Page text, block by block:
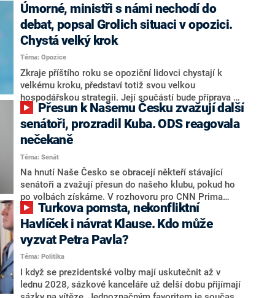
Úmorné, ministři s námi nechodí do
debat, popsal Grolich situaci v opozici.
Chystá velký krok
Téma: Opozice
Zkraje příštího roku se opoziční lidovci chystají k
velkému kroku, představí totiž svou velkou
hospodářskou strategii. Její součástí bude příprava na
stárnutí populace, řekl ve středu na setkání s novináři
nový předseda lidovců Jan Grolich. Ten zároveň v
senátních volbách kandiduje ve Vyškově. Popsal i
aktivitu opozice, o níž vládní strany nebo političtí
komentátoři mluví jako o slabé a v defenzivě. „Je to
úmorná práce upozorňovat na chyby vlády. Ministři s
námi navíc nechodí do debat. Chceme ale ukazovat
svoje témata,“ odpověděl Grolich na dotaz CNN Prima
NEWS.
senátoři, prozradil Kuba. ODS reagovala
nečekaně
Téma: Senát
Na hnutí Naše Česko se obracejí někteří stávající
senátoři a zvažují přesun do našeho klubu, pokud ho
po volbách získáme. V rozhovoru pro CNN Prima
NEWS to řekl zakladatel hnutí a jihočeský hejtman
Martin Kuba. Konkrétní nebyl, ale získat by takto mohl
například senátora Zdeňka Hrabu, který je dnes
součástí klubu ODS a TOP 09. Hraba to na dotaz
redakce nevyloučil. Předseda klubu senátorů ODS
Zdeněk Nytra redakci řekl, že počítá s odchodem
některých senátorů z klubu a že Naše Česko není
nepřítel, ale soupeř.
Havlíček i návrat Klause. Kdo může
vyzvat Petra Pavla?
Téma: Politika
I když se prezidentské volby mají uskutečnit až v
lednu 2028, sázkové kanceláře už delší dobu přijímají